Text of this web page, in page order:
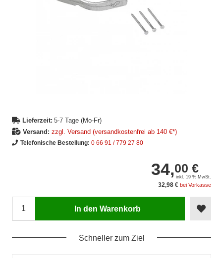
Lieferzeit: 5-7 Tage (Mo-Fr)
Versand: zzgl. Versand (versandkostenfrei ab 140 €*)
Telefonische Bestellung: 0 66 91 / 779 27 80
34,00 €
inkl. 19 % MwSt.
32,98 € bei Vorkasse
In den Warenkorb
Schneller zum Ziel